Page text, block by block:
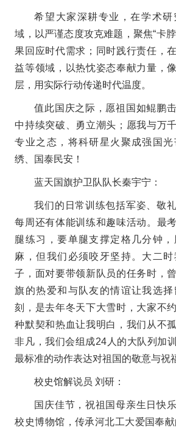
希望大家深耕专业，在学术
域，以严谨态度攻克难题，聚焦“卡
果回应时代需求；同时践行责任，
益等领域，以热忱姿态奉献力量，
层，用实际行动传递时代温度。
值此国庆之际，愿祖国如鲲鹏
中持续突破、勇立潮头；愿我与万
专业之态，将科研星火聚成强国
绣、国泰民安！
蓝天国旗护卫队队长秦宇宁：
我们的日常训练包括军姿、敬
每周还有体能训练和趣味活动。最
腿练习，要单腿支撑定格几分钟
麻，但我们必须咬牙坚持。大二
子，面对要带领新队员的任务时，
旗的热爱和与队友的情谊让我选
刻，是去年冬天下大雪时，大家不
种默契和热血让我明白，我们从不
非凡，我们会组成24人的大队列加
最标准的动作表达对祖国的敬意与祝
校史馆解说员 刘研：
国庆佳节，祝祖国母亲生日快
校史博物馆，传承河北工大爱国奉